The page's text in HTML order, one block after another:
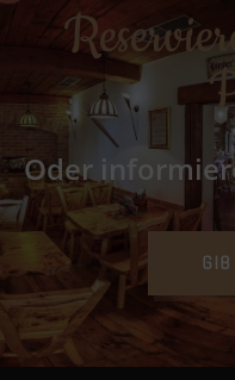
Oder